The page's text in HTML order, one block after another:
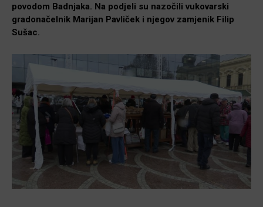
povodom Badnjaka. Na podjeli su nazočili vukovarski
gradonačelnik Marijan Pavliček i njegov zamjenik Filip
Sušac.